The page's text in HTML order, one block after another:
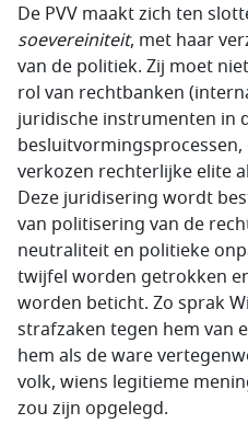
De PVV maakt zich ten
soevereiniteit, met haar
van de politiek. Zij moet
rol van recht­banken
juridische instrumenten in
verkozen rechterlijke elite
Deze juridisering wordt
van politisering van de
neutraliteit en politieke
twijfel worden getrokken
worden beticht. Zo sprak
strafzaken tegen hem van
hem als de ware
volk, wiens legitieme
zou zijn opgelegd.